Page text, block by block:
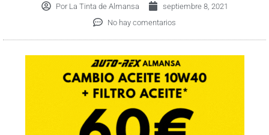
PorLa Tinta de Almansa
septiembre 8, 2021
No hay comentarios